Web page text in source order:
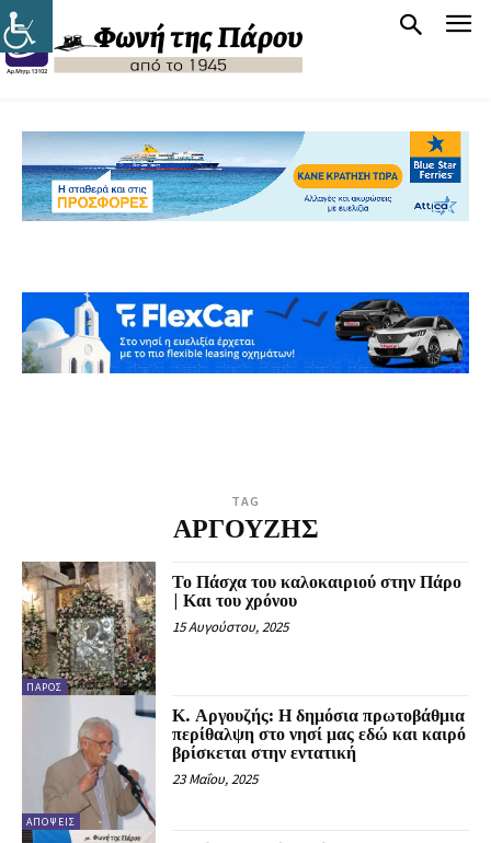
TAG
ΑΡΓΟΥΖΗΣ
ΠΆΡΟΣ
Το Πάσχα του καλοκαιριού στην Πάρο
| Και του χρόνου
15 Αυγούστου, 2025
ΑΠΌΨΕΙΣ
Κ. Αργουζής: Η δημόσια πρωτοβάθμια
περίθαλψη στο νησί μας εδώ και καιρό
βρίσκεται στην εντατική
23 Μαΐου, 2025